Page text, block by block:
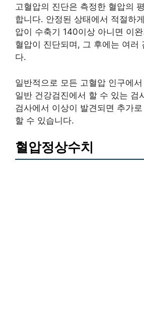
고혈압의 진단은 측정한 혈압의
합니다. 안정된 상태에서 적절하
압이 수축기 140이상 아니면 이
혈압이 진단되며, 그 후에는 여러
다.
일반적으로 모든 고혈압 인구에
일반 건강검진에서 할 수 있는 검
검사에서 이상이 발견되면 추가
할 수 있습니다.
혈압정상수치